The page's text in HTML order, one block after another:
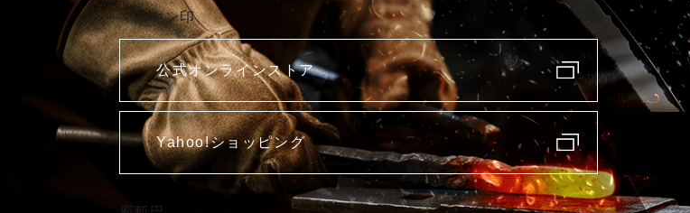
マルキン印
公式オンラインストア
Yahoo!ショッピング